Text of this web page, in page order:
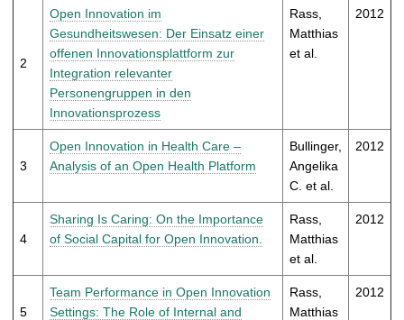
2
Open Innovation im
Gesundheitswesen: Der Einsatz einer
offenen Innovationsplattform zur
Integration relevanter
Personengruppen in den
Innovationsprozess
Rass,
Matthias
et al.
2012
3
Open Innovation in Health Care –
Analysis of an Open Health Platform
Bullinger,
Angelika
C. et al.
2012
4
Sharing Is Caring: On the Importance
of Social Capital for Open Innovation.
Rass,
Matthias
et al.
2012
5
Team Performance in Open Innovation
Settings: The Role of Internal and
Rass,
Matthias
2012